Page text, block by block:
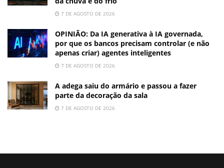
7 DE AGOSTO DE 2026
OPINIÃO: Da IA generativa à IA governada,
por que os bancos precisam controlar (e não
apenas criar) agentes inteligentes
7 DE AGOSTO DE 2026
A adega saiu do armário e passou a fazer
parte da decoração da sala
7 DE AGOSTO DE 2026